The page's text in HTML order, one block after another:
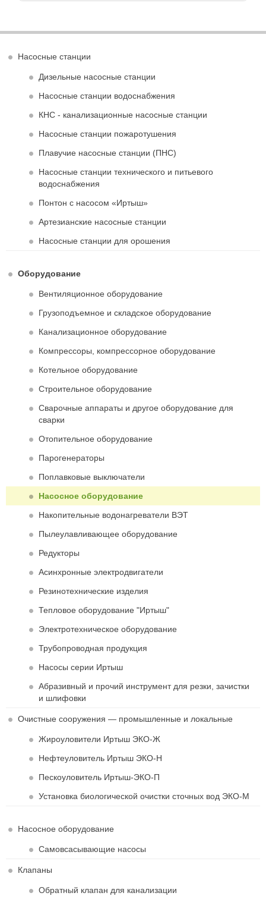
Насосные станции
Дизельные насосные станции
Насосные станции водоснабжения
КНС - канализационные насосные станции
Насосные станции пожаротушения
Плавучие насосные станции (ПНС)
Насосные станции технического и питьевого
водоснабжения
Понтон с насосом «Иртыш»
Артезианские насосные станции
Насосные станции для орошения
Оборудование
Вентиляционное оборудование
Грузоподъемное и складское оборудование
Канализационное оборудование
Компрессоры, компрессорное оборудование
Котельное оборудование
Строительное оборудование
Сварочные аппараты и другое оборудование для
сварки
Отопительное оборудование
Парогенераторы
Поплавковые выключатели
Насосное оборудование
Накопительные водонагреватели ВЭТ
Пылеулавливающее оборудование
Редукторы
Асинхронные электродвигатели
Резинотехнические изделия
Тепловое оборудование "Иртыш"
Электротехническое оборудование
Трубопроводная продукция
Насосы серии Иртыш
Абразивный и прочий инструмент для резки, зачистки
и шлифовки
Очистные сооружения — промышленные и локальные
Жироуловители Иртыш ЭКО-Ж
Нефтеуловитель Иртыш ЭКО-Н
Пескоуловитель Иртыш-ЭКО-П
Установка биологической очистки сточных вод ЭКО-М
Насосное оборудование
Самовсасывающие насосы
Клапаны
Обратный клапан для канализации